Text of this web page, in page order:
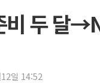
비 두 달
일 14:52